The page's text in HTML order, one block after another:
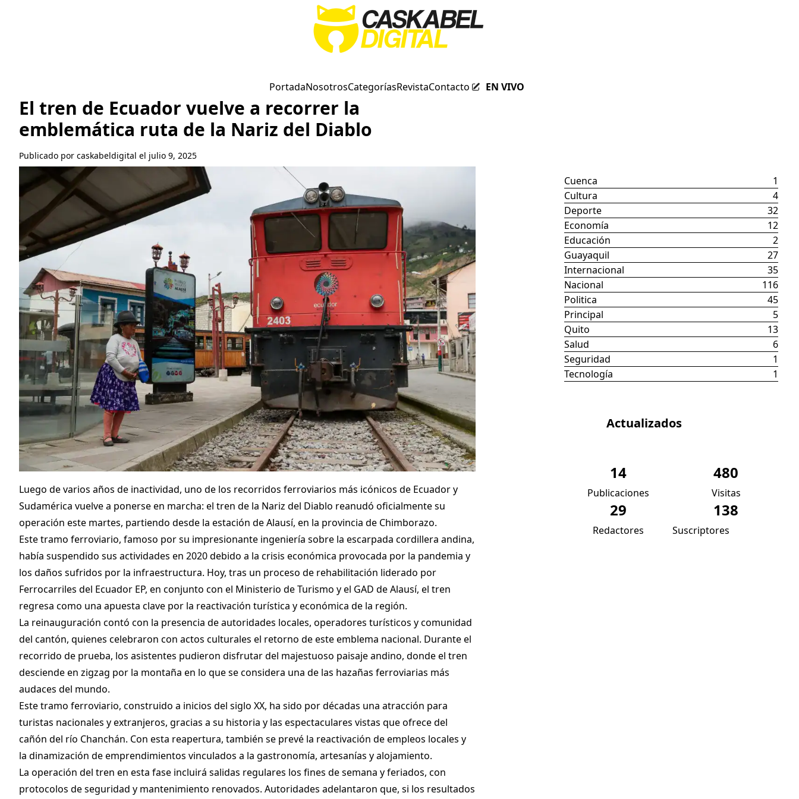
PortadaNosotrosCategoríasRevistaContacto EN VIVO
El tren de Ecuador vuelve a recorrer la
emblemática ruta de la Nariz del Diablo
Publicado por caskabeldigital el julio 9, 2025
Luego de varios años de inactividad, uno de los recorridos ferroviarios más icónicos de Ecuador y
Sudamérica vuelve a ponerse en marcha: el tren de la Nariz del Diablo reanudó oficialmente su
operación este martes, partiendo desde la estación de Alausí, en la provincia de Chimborazo.
Este tramo ferroviario, famoso por su impresionante ingeniería sobre la escarpada cordillera andina,
había suspendido sus actividades en 2020 debido a la crisis económica provocada por la pandemia y
los daños sufridos por la infraestructura. Hoy, tras un proceso de rehabilitación liderado por
Ferrocarriles del Ecuador EP, en conjunto con el Ministerio de Turismo y el GAD de Alausí, el tren
regresa como una apuesta clave por la reactivación turística y económica de la región.
La reinauguración contó con la presencia de autoridades locales, operadores turísticos y comunidad
del cantón, quienes celebraron con actos culturales el retorno de este emblema nacional. Durante el
recorrido de prueba, los asistentes pudieron disfrutar del majestuoso paisaje andino, donde el tren
desciende en zigzag por la montaña en lo que se considera una de las hazañas ferroviarias más
audaces del mundo.
Este tramo ferroviario, construido a inicios del siglo XX, ha sido por décadas una atracción para
turistas nacionales y extranjeros, gracias a su historia y las espectaculares vistas que ofrece del
cañón del río Chanchán. Con esta reapertura, también se prevé la reactivación de empleos locales y
la dinamización de emprendimientos vinculados a la gastronomía, artesanías y alojamiento.
La operación del tren en esta fase incluirá salidas regulares los fines de semana y feriados, con
protocolos de seguridad y mantenimiento renovados. Autoridades adelantaron que, si los resultados
Cuenca
1
Cultura
4
Deporte
32
Economía
12
Educación
2
Guayaquil
27
Internacional
35
Nacional
116
Politica
45
Principal
5
Quito
13
Salud
6
Seguridad
1
Tecnología
1
Actualizados
14
Publicaciones
480
Visitas
29
Redactores
138
Suscriptores